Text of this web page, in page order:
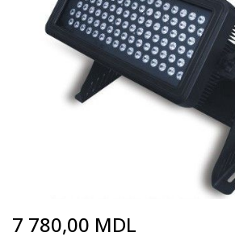
to
7 780,00 MDL